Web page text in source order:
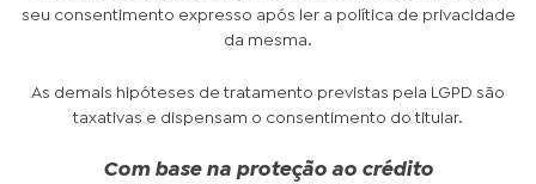
seu consentimento expresso após ler a política de privacidade
da mesma.
As demais hipóteses de tratamento previstas pela LGPD são
taxativas e dispensam o consentimento do titular.
Com base na proteção ao crédito